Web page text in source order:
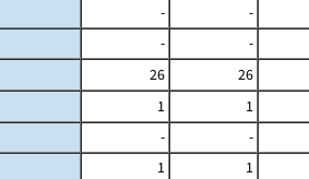
- -
- -
26 26
1 1
- -
1 1